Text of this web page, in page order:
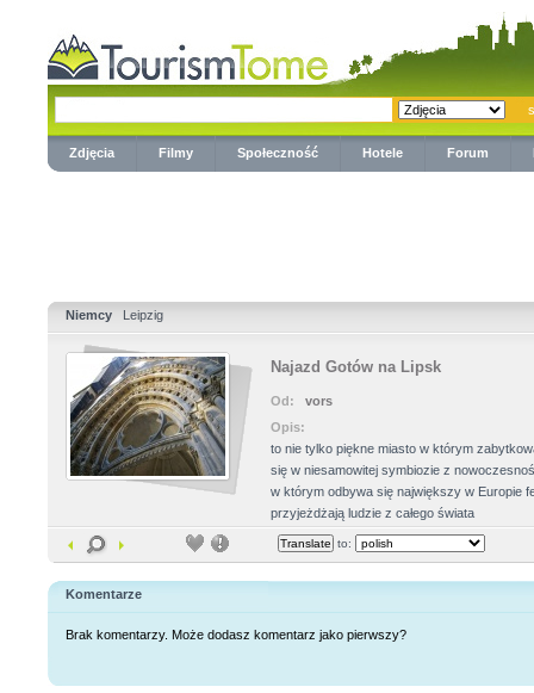
Zdjęcia Filmy Społeczność Hotele Forum
Niemcy Leipzig
Najazd Gotów na Lipsk
Od:
vors
Opis:
to nie tylko piękne miasto w którym
się w niesamowitej symbiozie z
w którym odbywa się największy w Europie
przyjeżdżają ludzie z całego świata
to:
Komentarze
Brak komentarzy. Może dodasz komentarz jako pierwszy?